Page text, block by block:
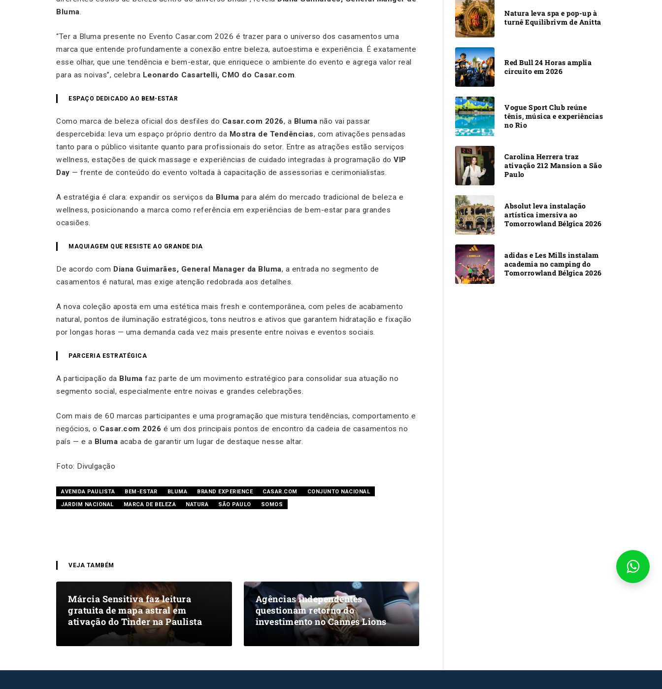
Bluma.
“Ter a Bluma presente no Evento Casar.com 2026 é trazer para o universo dos casamentos uma
marca que entende profundamente a conexão entre beleza, autoestima e experiência. É exatamente
esse olhar, que une tendência e bem-estar, que enriquece o ambiente do evento e agrega valor real
para as noivas”, celebra Leonardo Casartelli, CMO do Casar.com.
ESPAÇO DEDICADO AO BEM-ESTAR
Como marca de beleza oficial dos desfiles do Casar.com 2026, a Bluma não vai passar
despercebida: leva um espaço próprio dentro da Mostra de Tendências, com ativações pensadas
tanto para o público visitante quanto para profissionais do setor. Entre as atrações estão serviços
wellness, estações de quick massage e experiências de cuidado integradas à programação do VIP
Day — frente de conteúdo do evento voltada à capacitação de assessorias e cerimonialistas.
A estratégia é clara: expandir os serviços da Bluma para além do mercado tradicional de beleza e
wellness, posicionando a marca como referência em experiências de bem-estar para grandes
ocasiões.
MAQUIAGEM QUE RESISTE AO GRANDE DIA
De acordo com Diana Guimarães, General Manager da Bluma, a entrada no segmento de
casamentos é natural, mas exige atenção redobrada aos detalhes.
A nova coleção aposta em uma estética mais fresh e contemporânea, com peles de acabamento
natural, pontos de iluminação estratégicos, tons neutros e ativos que garantem hidratação e fixação
por longas horas — uma demanda cada vez mais presente entre noivas e eventos sociais.
PARCERIA ESTRATÉGICA
A participação da Bluma faz parte de um movimento estratégico para consolidar sua atuação no
segmento social, especialmente entre noivas e grandes celebrações.
Com mais de 60 marcas participantes e uma programação que mistura tendências, comportamento e
negócios, o Casar.com 2026 é um dos principais pontos de encontro da cadeia de casamentos no
país — e a Bluma acaba de garantir um lugar de destaque nesse altar.
Foto: Divulgação
AVENIDA PAULISTA BEM-ESTAR BLUMA BRAND EXPERIENCE CASAR.COM
CONJUNTO NACIONAL
JARDIM NACIONAL
MARCA DE BELEZA NATURA SÃO PAULO SOMOS
VEJA TAMBÉM
Márcia Sensitiva faz leitura
gratuita de mapa astral em
ativação do Tinder na Paulista
Agências independentes
questionam retorno do
investimento no Cannes Lions
Natura leva spa e pop-up à
turnê Equilibrivm de Anitta
Red Bull 24 Horas amplia
circuito em 2026
Vogue Sport Club reúne
tênis, música e experiências
no Rio
Carolina Herrera traz
ativação 212 Mansion a São
Paulo
Absolut leva instalação
artística imersiva ao
Tomorrowland Bélgica 2026
adidas e Les Mills instalam
academia no camping do
Tomorrowland Bélgica 2026